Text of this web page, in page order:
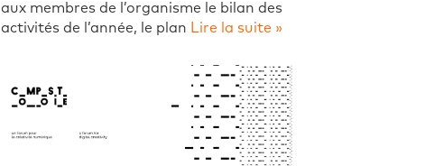
aux membres de l’organisme le bilan des
activités de l’année, le plan Lire la suite »